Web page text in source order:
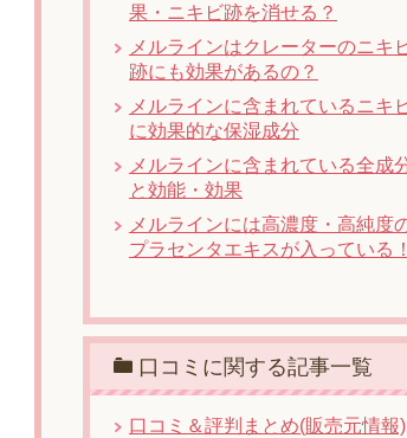
果・ニキビ跡を消せる？
メルラインはクレーターのニキ
跡にも効果があるの？
メルラインに含まれているニキ
に効果的な保湿成分
メルラインに含まれている全成
と効能・効果
メルラインには高濃度・高純度
プラセンタエキスが入っている！
口コミに関する記事一覧
口コミ＆評判まとめ(販売元情報)